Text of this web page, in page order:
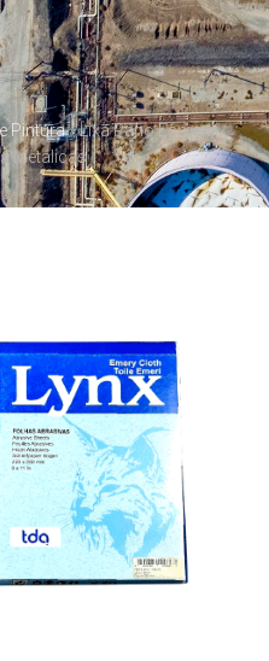
Pintura/ Lixa Pano Esmeril
Metálicas